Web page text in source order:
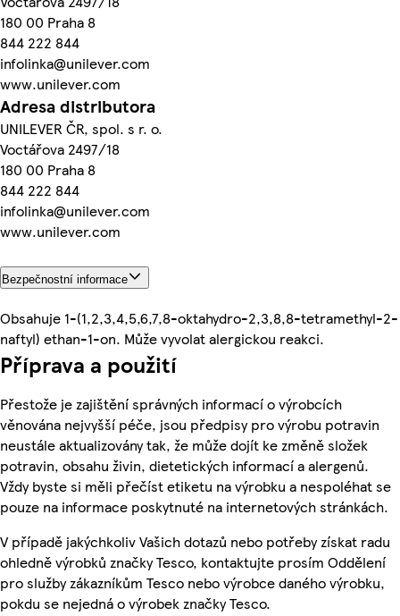
180 00 Praha 8
844 222 844
infolinka@unilever.com
www.unilever.com
Adresa distributora
UNILEVER ČR, spol. s r. o.
Voctářova 2497/18
180 00 Praha 8
844 222 844
infolinka@unilever.com
www.unilever.com
Bezpečnostní informace
Obsahuje 1-(1,2,3,4,5,6,7,8-oktahydro-2,3,8,8-tetramethyl-2-
naftyl) ethan-1-on. Může vyvolat alergickou reakci.
Příprava a použití
Přestože je zajištění správných informací o výrobcích
věnována nejvyšší péče, jsou předpisy pro výrobu potravin
neustále aktualizovány tak, že může dojít ke změně složek
potravin, obsahu živin, dietetických informací a alergenů.
Vždy byste si měli přečíst etiketu na výrobku a nespoléhat se
pouze na informace poskytnuté na internetových stránkách.
V případě jakýchkoliv Vašich dotazů nebo potřeby získat radu
ohledně výrobků značky Tesco, kontaktujte prosím Oddělení
pro služby zákazníkům Tesco nebo výrobce daného výrobku,
pokdu se nejedná o výrobek značky Tesco.